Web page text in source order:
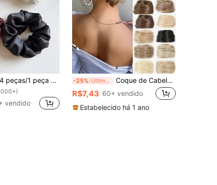
4 peças/1 peça Scrunchies de Cabelo de Cetim de Alta Qualidade para Mulheres 12cm/4,72 pol., Preto, Branco, Marrom, Acessórios de Cabelo Sólidos Elegantes e Brilhantes para Rabo de Cavalo, Adequados para Uso Diário, Elásticos de Cabelo, Acessórios Casuais de Maquiagem, Ginástica Doméstica, Acessórios de Cabeça, Elásticos de Borracha para Cabelo
vendido
-25% Último dia Coque de Cabelo Sintético Liso de 3 Polegadas com Faixa Elástica, Chignon de Cabelo Falso Coque Despojado, Extensão de Rabo de Cavalo com Clipe e Scrunchies para Mulheres
R$7,43 60+ vendido
Estabelecido há 1 ano